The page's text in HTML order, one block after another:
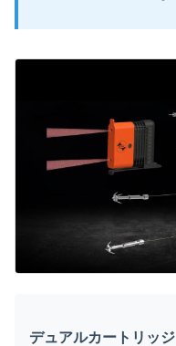
デュアルカートリッジ